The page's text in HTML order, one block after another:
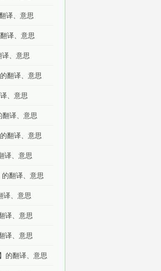
译、意思
译、意思
译、意思
翻译、意思
、意思
翻译、意思
翻译、意思
译、意思
的翻译、意思
译、意思
译、意思
译、意思
的翻译、意思